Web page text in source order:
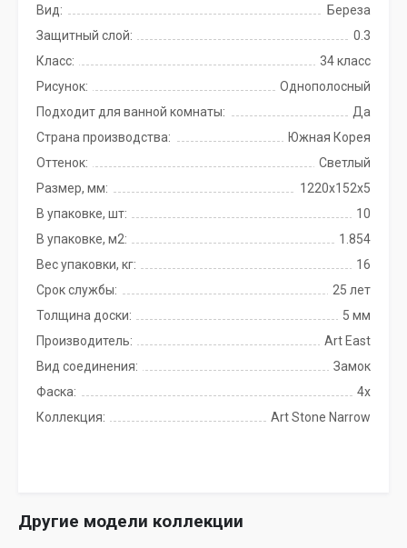
Вид:
Береза
Защитный слой:
0.3
Класс:
34 класс
Рисунок:
Однополосный
Подходит для ванной комнаты:
Да
Страна производства:
Южная Корея
Оттенок:
Светлый
Размер, мм:
1220х152х5
В упаковке, шт:
10
В упаковке, м2:
1.854
Вес упаковки, кг:
16
Срок службы:
25 лет
Толщина доски:
5 мм
Производитель:
Art East
Вид соединения:
Замок
Фаска:
4x
Коллекция:
Art Stone Narrow
Другие модели коллекции